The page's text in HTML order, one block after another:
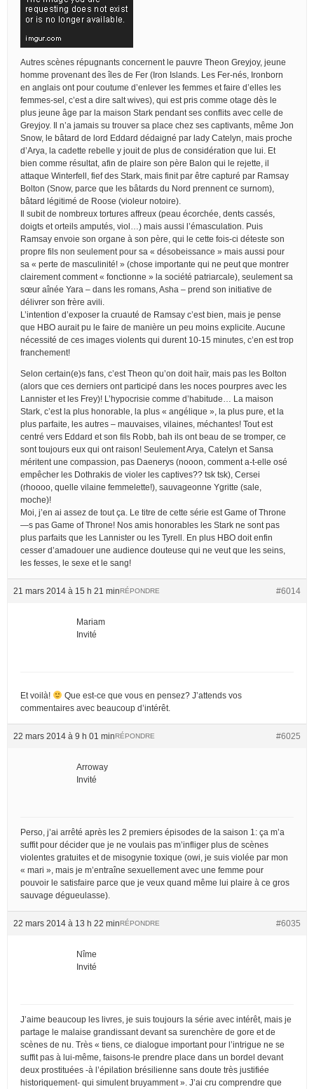
Autres scènes répugnants concernent le pauvre Theon Greyjoy, jeune
homme provenant des îles de Fer (Iron Islands. Les Fer-nés, Ironborn
en anglais ont pour coutume d’enlever les femmes et faire d’elles les
femmes-sel, c’est a dire salt wives), qui est pris comme otage dès le
plus jeune âge par la maison Stark pendant ses conflits avec celle de
Greyjoy. Il n’a jamais su trouver sa place chez ses captivants, même Jon
Snow, le bâtard de lord Eddard dédaigné par lady Catelyn, mais proche
d’Arya, la cadette rebelle y jouit de plus de considération que lui. Et
bien comme résultat, afin de plaire son père Balon qui le rejette, il
attaque Winterfell, fief des Stark, mais finit par être capturé par Ramsay
Bolton (Snow, parce que les bâtards du Nord prennent ce surnom),
bâtard légitimé de Roose (violeur notoire).
Il subit de nombreux tortures affreux (peau écorchée, dents cassés,
doigts et orteils amputés, viol…) mais aussi l’émasculation. Puis
Ramsay envoie son organe à son père, qui le cette fois-ci déteste son
propre fils non seulement pour sa « désobeissance » mais aussi pour
sa « perte de masculinité! » (chose importante qui ne peut que montrer
clairement comment « fonctionne » la société patriarcale), seulement sa
sœur aînée Yara – dans les romans, Asha – prend son initiative de
délivrer son frère avili.
L’intention d’exposer la cruauté de Ramsay c’est bien, mais je pense
que HBO aurait pu le faire de manière un peu moins explicite. Aucune
nécessité de ces images violents qui durent 10-15 minutes, c’en est trop
franchement!
Selon certain(e)s fans, c’est Theon qu’on doit haïr, mais pas les Bolton
(alors que ces derniers ont participé dans les noces pourpres avec les
Lannister et les Frey)! L’hypocrisie comme d’habitude… La maison
Stark, c’est la plus honorable, la plus « angélique », la plus pure, et la
plus parfaite, les autres – mauvaises, vilaines, méchantes! Tout est
centré vers Eddard et son fils Robb, bah ils ont beau de se tromper, ce
sont toujours eux qui ont raison! Seulement Arya, Catelyn et Sansa
méritent une compassion, pas Daenerys (nooon, comment a-t-elle osé
empêcher les Dothrakis de violer les captives?? tsk tsk), Cersei
(rhoooo, quelle vilaine femmelette!), sauvageonne Ygritte (sale,
moche)!
Moi, j’en ai assez de tout ça. Le titre de cette série est Game of Throne
—s pas Game of Throne! Nos amis honorables les Stark ne sont pas
plus parfaits que les Lannister ou les Tyrell. En plus HBO doit enfin
cesser d’amadouer une audience douteuse qui ne veut que les seins,
les fesses, le sexe et le sang!
21 mars 2014 à 15 h 21 min #6014
RÉPONDRE
Mariam
Invité
Et voilà!
Que est-ce que vous en pensez? J’attends vos
commentaires avec beaucoup d’intérêt.
22 mars 2014 à 9 h 01 min #6025
RÉPONDRE
Arroway
Invité
Perso, j’ai arrêté après les 2 premiers épisodes de la saison 1: ça m’a
suffit pour décider que je ne voulais pas m’infliger plus de scènes
violentes gratuites et de misogynie toxique (owi, je suis violée par mon
« mari », mais je m’entraîne sexuellement avec une femme pour
pouvoir le satisfaire parce que je veux quand même lui plaire à ce gros
sauvage dégueulasse).
22 mars 2014 à 13 h 22 min #6035
RÉPONDRE
Nîme
Invité
J’aime beaucoup les livres, je suis toujours la série avec intérêt, mais je
partage le malaise grandissant devant sa surenchère de gore et de
scènes de nu. Très « tiens, ce dialogue important pour l’intrigue ne se
suffit pas à lui-même, faisons-le prendre place dans un bordel devant
deux prostituées -à l’épilation brésilienne sans doute très justifiée
historiquement- qui simulent bruyamment ». J’ai cru comprendre que